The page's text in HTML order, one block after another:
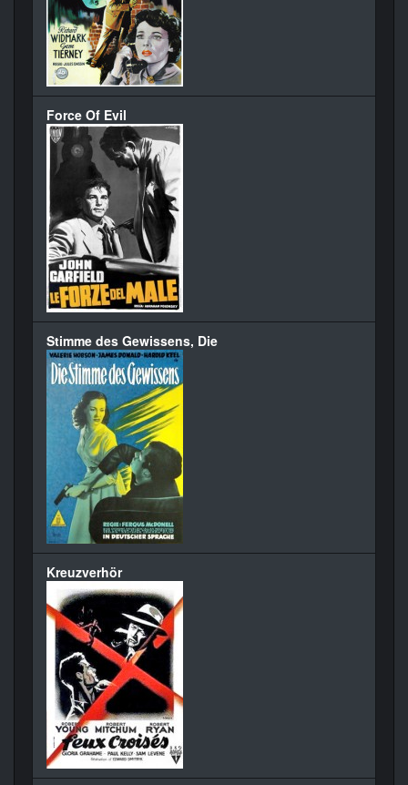
Force Of Evil
Stimme des Gewissens, Die
Kreuzverhör